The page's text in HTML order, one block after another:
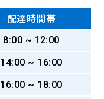
配達時間帯
8:00 ~ 12:00
14:00 ~ 16:00
16:00 ~ 18:00